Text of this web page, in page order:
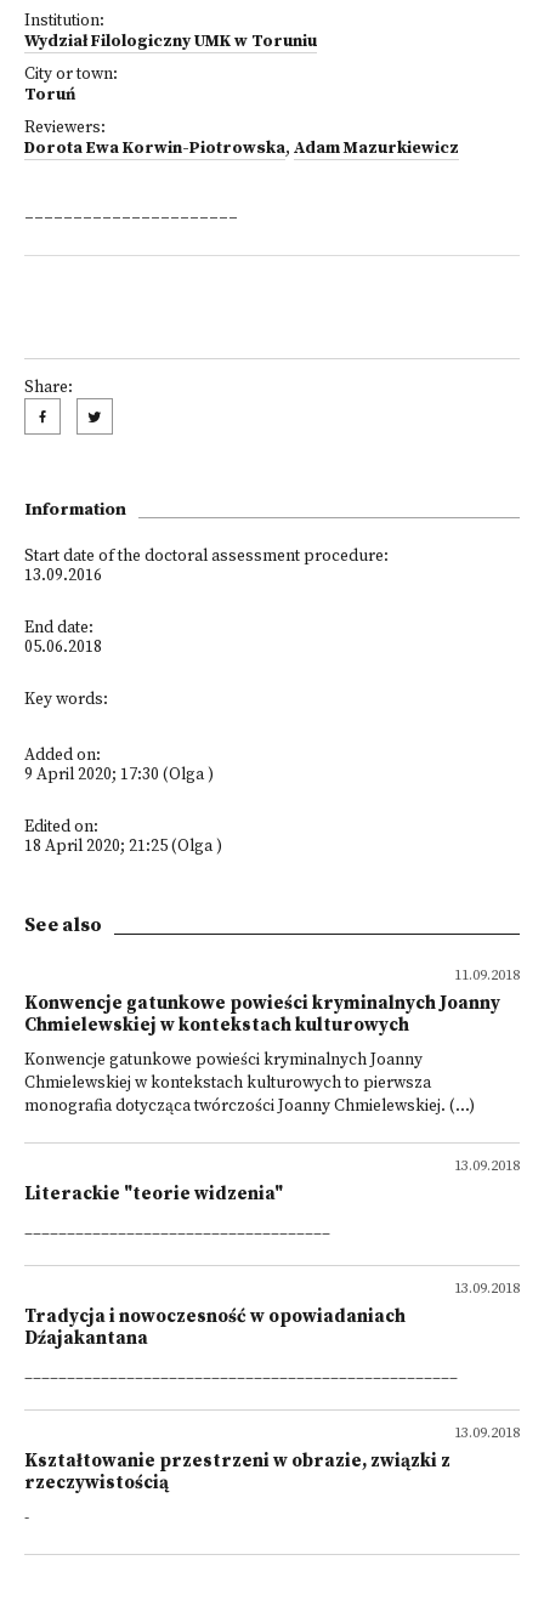
Institution:
Wydział Filologiczny UMK w Toruniu
City or town:
Toruń
Reviewers:
Dorota Ewa Korwin-Piotrowska, Adam Mazurkiewicz
______________________
Share:
Information
Start date of the doctoral assessment procedure:
13.09.2016
End date:
05.06.2018
Key words:
Added on:
9 April 2020; 17:30 (Olga )
Edited on:
18 April 2020; 21:25 (Olga )
See also
11.09.2018
Konwencje gatunkowe powieści kryminalnych Joanny
Chmielewskiej w kontekstach kulturowych
Konwencje gatunkowe powieści kryminalnych Joanny
Chmielewskiej w kontekstach kulturowych to pierwsza
monografia dotycząca twórczości Joanny Chmielewskiej. (...)
13.09.2018
Literackie "teorie widzenia"
____________________________________
13.09.2018
Tradycja i nowoczesność w opowiadaniach
Dźajakantana
___________________________________________________
13.09.2018
Kształtowanie przestrzeni w obrazie, związki z
rzeczywistością
-